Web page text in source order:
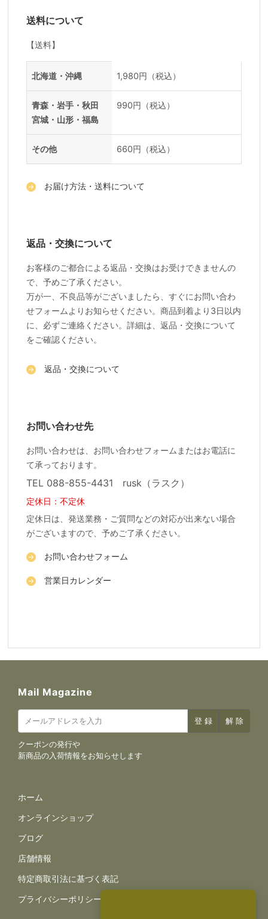
送料について
【送料】
地域 料金
北海道・沖縄 1,980円（税込）
青森・岩手・秋田
宮城・山形・福島
990円（税込）
その他 660円（税込）
お届け方法・送料について
返品・交換について
お客様のご都合による返品・交換はお受けできませんの
で、予めご了承ください。
万が一、不良品等がございましたら、すぐにお問い合わ
せフォームよりお知らせください。商品到着より3日以内
に、必ずご連絡ください。詳細は、返品・交換について
をご確認ください。
返品・交換について
お問い合わせ先
お問い合わせは、お問い合わせフォームまたはお電話に
て承っております。
TEL 088-855-4431 rusk（ラスク）
定休日：不定休
定休日は、発送業務・ご質問などの対応が出来ない場合
がございますので、予めご了承ください。
お問い合わせフォーム
営業日カレンダー
Mail Magazine
クーポンの発行や
新商品の入荷情報をお知らせします
サイトナビゲーション
ホーム
オンラインショップ
ブログ
店舗情報
規約とポリシー
特定商取引法に基づく表記
プライバシーポリシー